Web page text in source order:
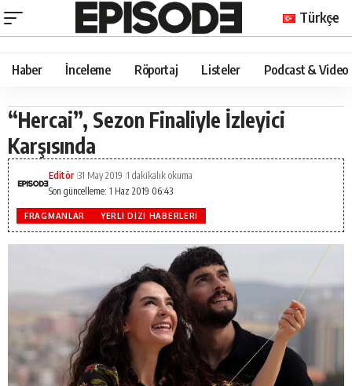
Türkçe
Haber İnceleme Röportaj Listeler Podcast & Video
“Hercai”, Sezon Finaliyle İzleyici
Karşısında
Son güncelleme: 1 Haz 2019 06:43
Editör 31 May 2019 1 dakikalık okuma
FRAGMANLAR YERLI DIZI HABERLERI